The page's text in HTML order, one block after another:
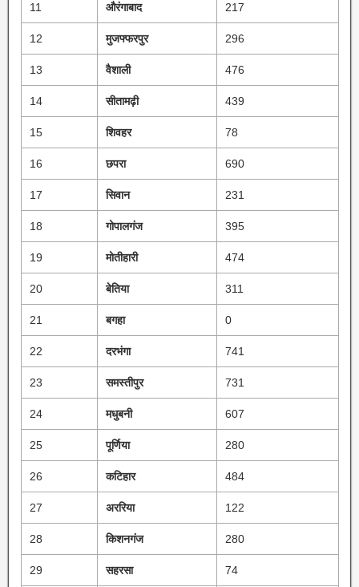
11 औरंगाबाद 217
12 मुजफ्फरपुर 296
13 वैशाली 476
14 सीतामढ़ी 439
15 शिवहर 78
16 छपरा 690
17 सिवान 231
18 गोपालगंज 395
19 मोतीहारी 474
20 बेतिया 311
21 बगहा 0
22 दरभंगा 741
23 समस्तीपुर 731
24 मधुबनी 607
25 पूर्णिया 280
26 कटिहार 484
27 अररिया 122
28 किशनगंज 280
29 सहरसा 74